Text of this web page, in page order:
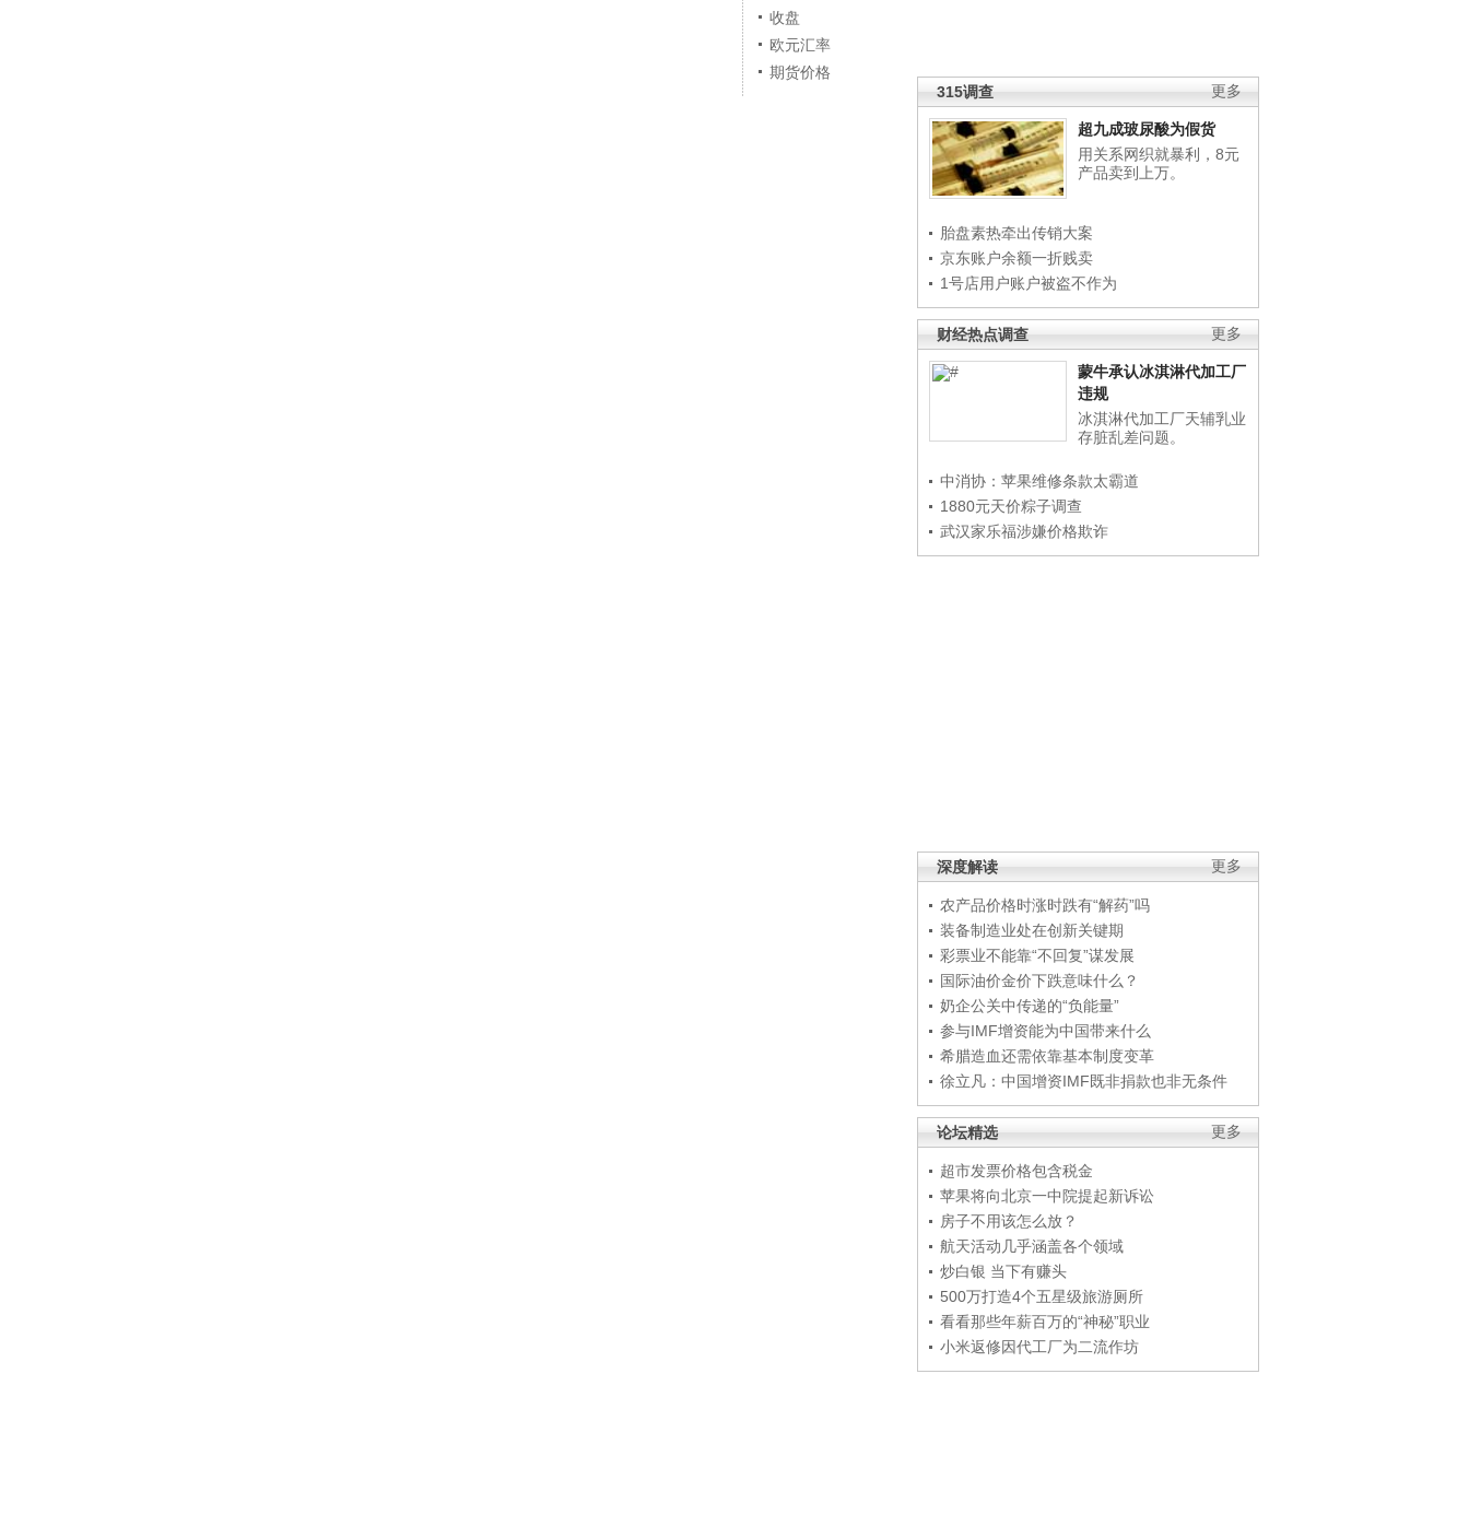
更多
315调查
超九成玻尿酸为假货
用关系网织就暴利，8元
产品卖到上万。
胎盘素热牵出传销大案
京东账户余额一折贱卖
1号店用户账户被盗不作为
更多
财经热点调查
蒙牛承认冰淇淋代加工厂
违规
冰淇淋代加工厂天辅乳业
存脏乱差问题。
中消协：苹果维修条款太霸道
1880元天价粽子调查
武汉家乐福涉嫌价格欺诈
更多
深度解读
农产品价格时涨时跌有“解药”吗
装备制造业处在创新关键期
彩票业不能靠“不回复”谋发展
国际油价金价下跌意味什么？
奶企公关中传递的“负能量”
参与IMF增资能为中国带来什么
希腊造血还需依靠基本制度变革
徐立凡：中国增资IMF既非捐款也非无条件
更多
论坛精选
超市发票价格包含税金
苹果将向北京一中院提起新诉讼
房子不用该怎么放？
航天活动几乎涵盖各个领域
炒白银 当下有赚头
500万打造4个五星级旅游厕所
看看那些年薪百万的“神秘”职业
小米返修因代工厂为二流作坊
收盘
欧元汇率
期货价格